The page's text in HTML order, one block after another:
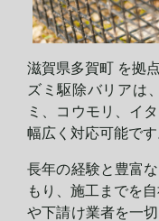
滋賀県多賀町 を拠
ズミ駆除バリアは
ミ、コウモリ、イ
幅広く対応可能です
長年の経験と豊富
もり、施工までを
や下請け業者を一